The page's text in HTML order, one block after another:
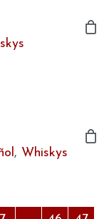
, Whiskys